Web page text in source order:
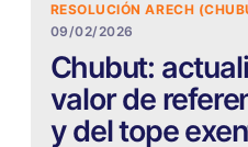
RESOLUCIÓN ARECH
09/02/2026
Chubut:
valor de
y del tope